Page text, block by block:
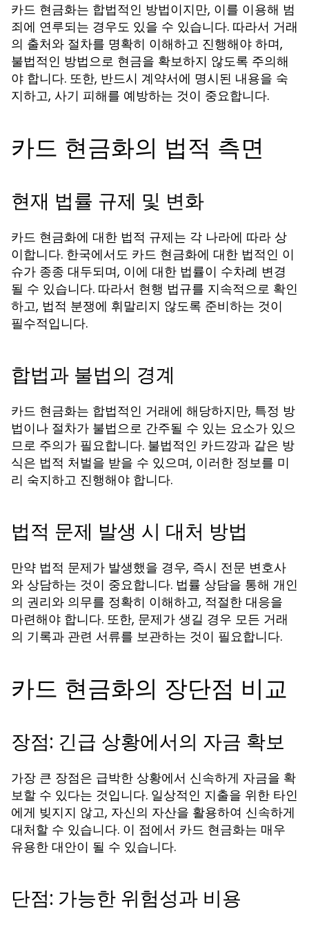
카드 현금화는 합법적인 방법이지만, 이를 이용해 범
죄에 연루되는 경우도 있을 수 있습니다. 따라서 거래
의 출처와 절차를 명확히 이해하고 진행해야 하며,
불법적인 방법으로 현금을 확보하지 않도록 주의해
야 합니다. 또한, 반드시 계약서에 명시된 내용을 숙
지하고, 사기 피해를 예방하는 것이 중요합니다.
카드 현금화의 법적 측면
현재 법률 규제 및 변화
카드 현금화에 대한 법적 규제는 각 나라에 따라 상
이합니다. 한국에서도 카드 현금화에 대한 법적인 이
슈가 종종 대두되며, 이에 대한 법률이 수차례 변경
될 수 있습니다. 따라서 현행 법규를 지속적으로 확인
하고, 법적 분쟁에 휘말리지 않도록 준비하는 것이
필수적입니다.
합법과 불법의 경계
카드 현금화는 합법적인 거래에 해당하지만, 특정 방
법이나 절차가 불법으로 간주될 수 있는 요소가 있으
므로 주의가 필요합니다. 불법적인 카드깡과 같은 방
식은 법적 처벌을 받을 수 있으며, 이러한 정보를 미
리 숙지하고 진행해야 합니다.
법적 문제 발생 시 대처 방법
만약 법적 문제가 발생했을 경우, 즉시 전문 변호사
와 상담하는 것이 중요합니다. 법률 상담을 통해 개인
의 권리와 의무를 정확히 이해하고, 적절한 대응을
마련해야 합니다. 또한, 문제가 생길 경우 모든 거래
의 기록과 관련 서류를 보관하는 것이 필요합니다.
카드 현금화의 장단점 비교
장점: 긴급 상황에서의 자금 확보
가장 큰 장점은 급박한 상황에서 신속하게 자금을 확
보할 수 있다는 것입니다. 일상적인 지출을 위한 타인
에게 빚지지 않고, 자신의 자산을 활용하여 신속하게
대처할 수 있습니다. 이 점에서 카드 현금화는 매우
유용한 대안이 될 수 있습니다.
단점: 가능한 위험성과 비용